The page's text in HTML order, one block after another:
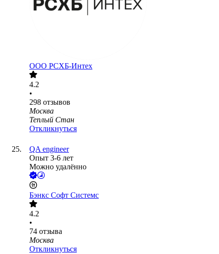
ООО РСХБ-Интех
4.2
•
298 отзывов
Москва
Теплый Стан
Откликнуться
QA engineer
Опыт 3-6 лет
Можно удалённо
Бэнкс Софт Системс
4.2
•
74 отзыва
Москва
Откликнуться